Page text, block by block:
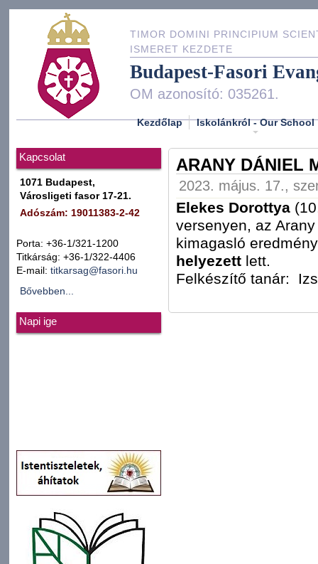
TIMOR DOMINI PRINCIPIUM
ISMERET KEZDETE
Budapest-Fasori
OM azonosító: 035261.
Kezdőlap Iskolánkról - Our School
Kapcsolat
1071 Budapest,
Városligeti fasor 17-21.
Adószám: 19011383-2-42
Porta: +36-1/321-1200
Titkárság: +36-1/322-4406
E-mail: titkarsag@fasori.hu
Bővebben...
Napi ige
ARANY DÁNIEL
2023. május. 17.,
Elekes Dorottya
versenyen, az
kimagasló
helyezett lett.
Felkészítő tanár: